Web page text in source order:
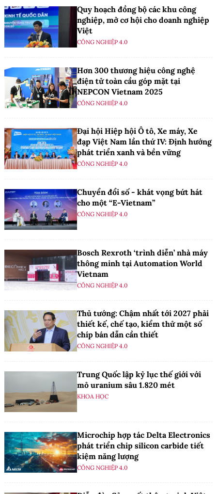
Quy hoạch đồng bộ các khu công
nghiệp, mở cơ hội cho doanh nghiệp
Việt
CÔNG NGHIỆP 4.0
Hơn 300 thương hiệu công nghệ
điện tử toàn cầu góp mặt tại
NEPCON Vietnam 2025
CÔNG NGHIỆP 4.0
Đại hội Hiệp hội Ô tô, Xe máy, Xe
đạp Việt Nam lần thứ IV: Định hướng
phát triển xanh và bền vững
CÔNG NGHIỆP 4.0
Chuyển đổi số - khát vọng bứt hát
cho một “E-Vietnam”
CÔNG NGHIỆP 4.0
Bosch Rexroth ‘trình diễn’ nhà máy
thông minh tại Automation World
Vietnam
CÔNG NGHIỆP 4.0
Thủ tướng: Chậm nhất tới 2027 phải
thiết kế, chế tạo, kiểm thử một số
chíp bán dẫn cần thiết
CÔNG NGHIỆP 4.0
Trung Quốc lập kỷ lục thế giới với
mỏ uranium sâu 1.820 mét
KHOA HỌC
Microchip hợp tác Delta Electronics
phát triển chip silicon carbide tiết
kiệm năng lượng
CÔNG NGHIỆP 4.0